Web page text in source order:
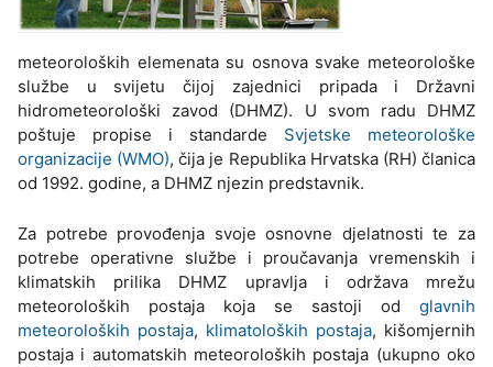
meteoroloških elemenata su osnova svake meteorološke
službe u svijetu čijoj zajednici pripada i Državni
hidrometeorološki zavod (DHMZ). U svom radu DHMZ
poštuje propise i standarde Svjetske meteorološke
organizacije (WMO), čija je Republika Hrvatska (RH) članica
od 1992. godine, a DHMZ njezin predstavnik.
Za potrebe provođenja svoje osnovne djelatnosti te za
potrebe operativne službe i proučavanja vremenskih i
klimatskih prilika DHMZ upravlja i održava mrežu
meteoroloških postaja koja se sastoji od glavnih
meteoroloških postaja, klimatoloških postaja, kišomjernih
postaja i automatskih meteoroloških postaja (ukupno oko